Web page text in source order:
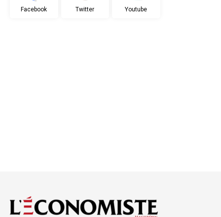
Facebook Twitter Youtube